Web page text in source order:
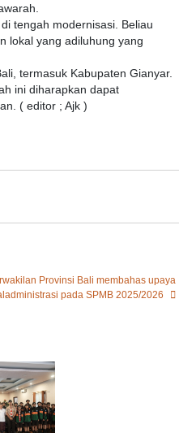
tengah modernisasi. Beliau
lokal yang adiluhung yang
termasuk Kabupaten Gianyar.
ini diharapkan dapat
( editor ; Ajk )
Provinsi Bali membahas upaya
pada SPMB 2025/2026